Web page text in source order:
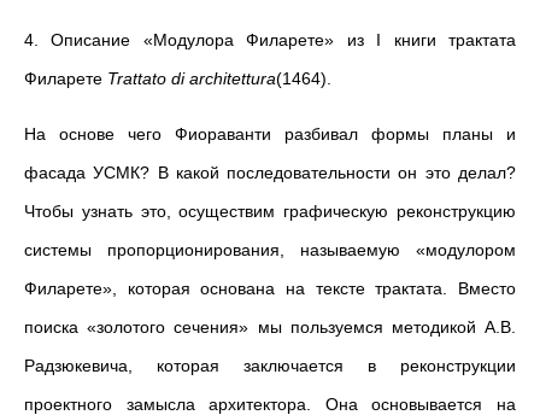
4. Описание «Модулора Филарете» из I книги трактата
Филарете Trattato di architettura(1464).
На основе чего Фиораванти разбивал формы планы и
фасада УСМК? В какой последовательности он это делал?
Чтобы узнать это, осуществим графическую реконструкцию
системы пропорционирования, называемую «модулором
Филарете», которая основана на тексте трактата. Вместо
поиска «золотого сечения» мы пользуемся методикой А.В.
Радзюкевича, которая заключается в реконструкции
проектного замысла архитектора. Она основывается на